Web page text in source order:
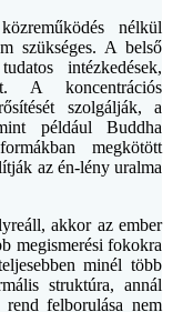
nélkül
szükséges. A belső
intézkedések,
A koncentrációs
szolgálják, a
például Buddha
megkötött
az én-lény uralma
akkor az ember
megismerési fokokra
minél több
struktúra, annál
felborulása nem